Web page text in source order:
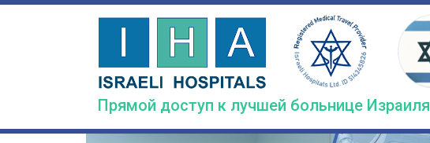
Skip
Прямой доступ к лучшей больнице Израиля